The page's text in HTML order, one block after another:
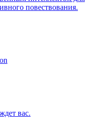
повествования.
вас.